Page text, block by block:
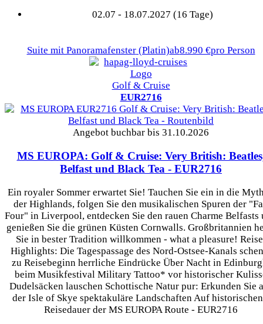
02.07 - 18.07.2027 (16 Tage)
Suite mit Panoramafenster(Platin)ab8.990 €pro Person
Golf & Cruise
EUR2716
Angebot buchbar bis 31.10.2026
MS EUROPA: Golf & Cruise: Very British:
Belfast und Black Tea - EUR2716
Ein royaler Sommer erwartet Sie! Tauchen Sie ein in die
der Highlands, folgen Sie den musikalischen Spuren der
Four" in Liverpool, entdecken Sie den rauen Charme Belfasts
genießen Sie die grünen Küsten Cornwalls. Großbritannien
Sie in bester Tradition willkommen - what a pleasure!
Highlights: Die Tagespassage des Nord-Ostsee-Kanals
zu Reisebeginn herrliche Eindrücke Über Nacht in
beim Musikfestival Military Tattoo* vor historischer
Dudelsäcken lauschen Schottische Natur pur: Erkunden Sie
der Isle of Skye spektakuläre Landschaften Auf
Reisedauer der MS EUROPA Route - EUR2716